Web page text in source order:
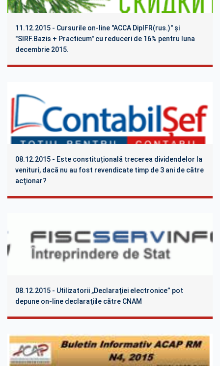
11.12.2015 - Cursurile on-line "ACCA DipIFR(rus.)" și
"SIRF.Bazis + Practicum" cu reduceri de 16% pentru luna
decembrie 2015.
08.12.2015 - Este constituțională trecerea dividendelor la
venituri, dacă nu au fost revendicate timp de 3 ani de către
acţionar?
08.12.2015 - Utilizatorii „Declaraţiei electronice” pot
depune on-line declaraţiile către CNAM